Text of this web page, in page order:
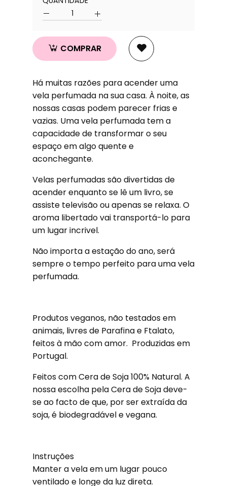
COMPRAR
Há muitas razões para acender uma
vela perfumada na sua casa. À noite, as
nossas casas podem parecer frias e
vazias. Uma vela perfumada tem a
capacidade de transformar o seu
espaço em algo quente e
aconchegante.
Velas perfumadas são divertidas de
acender enquanto se lê um livro, se
assiste televisão ou apenas se relaxa. O
aroma libertado vai transportá-lo para
um lugar incrivel.
Não importa a estação do ano, será
sempre o tempo perfeito para uma vela
perfumada.
Produtos veganos, não testados em
animais, livres de Parafina e Ftalato,
feitos à mão com amor. Produzidas em
Portugal.
Feitos com Cera de Soja 100% Natural. A
nossa escolha pela Cera de Soja deve-
se ao facto de que, por ser extraída da
soja, é biodegradável e vegana.
Instruções
Manter a vela em um lugar pouco
ventilado e longe da luz direta.